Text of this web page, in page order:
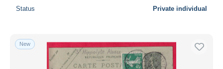
Status Private individual
New